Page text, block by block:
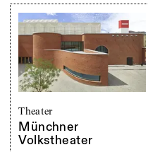
Theater
Münchner
Volkstheater